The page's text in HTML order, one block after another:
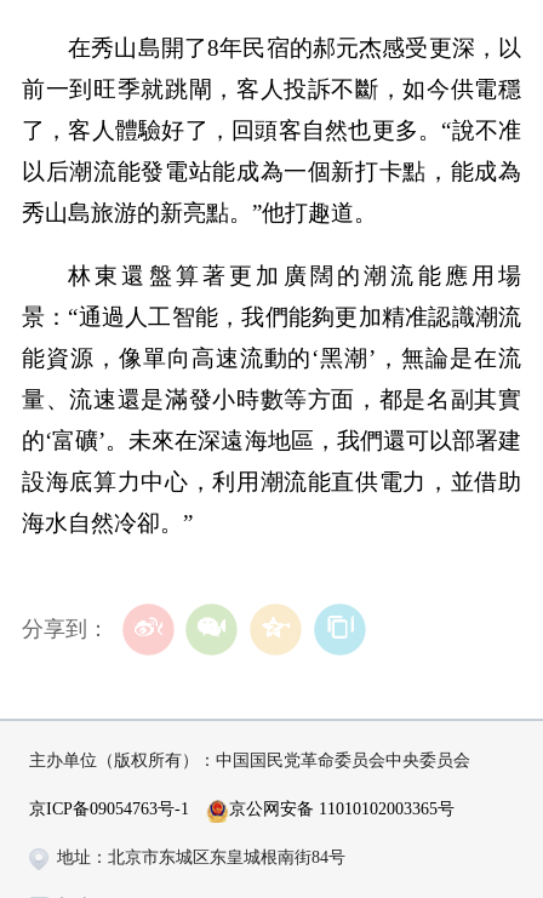
在秀山島開了8年民宿的郝元杰感受更深，以
前一到旺季就跳閘，客人投訴不斷，如今供電穩
了，客人體驗好了，回頭客自然也更多。“說不准
以后潮流能發電站能成為一個新打卡點，能成為
秀山島旅游的新亮點。”他打趣道。
林東還盤算著更加廣闊的潮流能應用場
景：“通過人工智能，我們能夠更加精准認識潮流
能資源，像單向高速流動的‘黑潮’，無論是在流
量、流速還是滿發小時數等方面，都是名副其實
的‘富礦’。未來在深遠海地區，我們還可以部署建
設海底算力中心，利用潮流能直供電力，並借助
海水自然冷卻。”
分享到：
主办单位（版权所有）：中国国民党革命委员会中央委员会
京ICP备09054763号-1 京公网安备 11010102003365号
地址：北京市东城区东皇城根南街84号